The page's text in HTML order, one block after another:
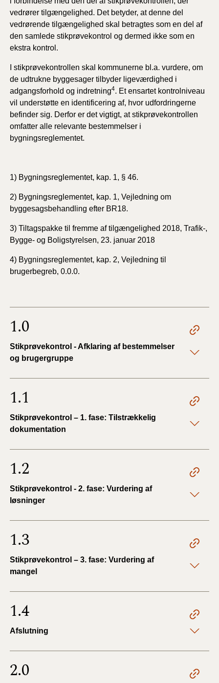
vedrører tilgængelighed. Det betyder, at denne del
vedrørende tilgængelighed skal betragtes som en del af
den samlede stikprøvekontrol og dermed ikke som en
ekstra kontrol.
I stikprøvekontrollen skal kommunerne bl.a. vurdere, om
de udtrukne byggesager tilbyder ligeværdighed i
adgangsforhold og indretning4. Et ensartet kontrolniveau
vil understøtte en identificering af, hvor udfordringerne
befinder sig. Derfor er det vigtigt, at stikprøvekontrollen
omfatter alle relevante bestemmelser i
bygningsreglementet.
1) Bygningsreglementet, kap. 1, § 46.
2) Bygningsreglementet, kap. 1, Vejledning om
byggesagsbehandling efter BR18.
3) Tiltagspakke til fremme af tilgængelighed 2018, Trafik-,
Bygge- og Boligstyrelsen, 23. januar 2018
4) Bygningsreglementet, kap. 2, Vejledning til
brugerbegreb, 0.0.0.
1.0
Stikprøvekontrol - Afklaring af bestemmelser
og brugergruppe
1.1
Stikprøvekontrol – 1. fase: Tilstrækkelig
dokumentation
1.2
Stikprøvekontrol - 2. fase: Vurdering af
løsninger
1.3
Stikprøvekontrol – 3. fase: Vurdering af
mangel
1.4
Afslutning
2.0